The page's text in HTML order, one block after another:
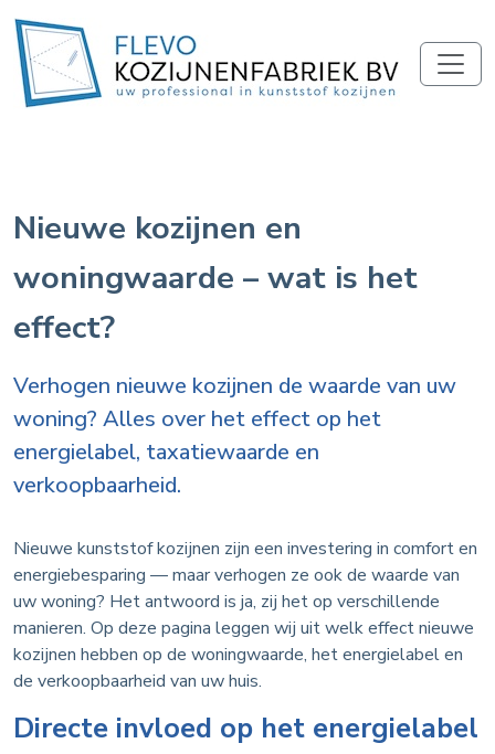
Nieuwe kozijnen en
woningwaarde – wat is het
effect?
Verhogen nieuwe kozijnen de waarde van uw
woning? Alles over het effect op het
energielabel, taxatiewaarde en
verkoopbaarheid.
Nieuwe kunststof kozijnen zijn een investering in comfort en
energiebesparing — maar verhogen ze ook de waarde van
uw woning? Het antwoord is ja, zij het op verschillende
manieren. Op deze pagina leggen wij uit welk effect nieuwe
kozijnen hebben op de woningwaarde, het energielabel en
de verkoopbaarheid van uw huis.
Directe invloed op het energielabel